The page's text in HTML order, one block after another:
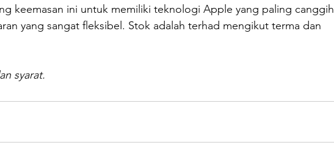
keemasan ini untuk memiliki teknologi Apple yang paling canggih
yang sangat fleksibel. Stok adalah terhad mengikut terma dan
syarat.